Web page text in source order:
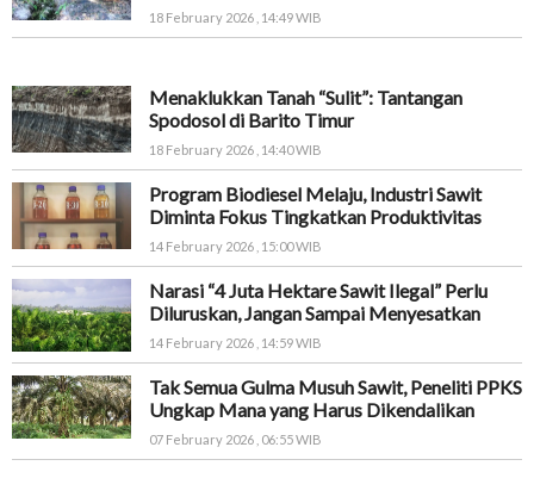
18 February 2026 , 14:49 WIB
Menaklukkan Tanah “Sulit”: Tantangan
Spodosol di Barito Timur
18 February 2026 , 14:40 WIB
Program Biodiesel Melaju, Industri Sawit
Diminta Fokus Tingkatkan Produktivitas
14 February 2026 , 15:00 WIB
Narasi “4 Juta Hektare Sawit Ilegal” Perlu
Diluruskan, Jangan Sampai Menyesatkan
14 February 2026 , 14:59 WIB
Tak Semua Gulma Musuh Sawit, Peneliti PPKS
Ungkap Mana yang Harus Dikendalikan
07 February 2026 , 06:55 WIB